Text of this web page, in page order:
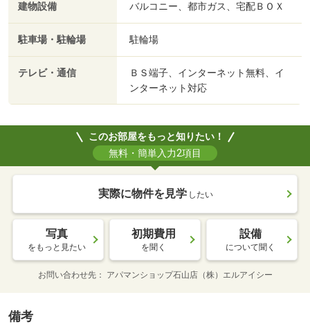
建物設備 バルコニー、都市ガス、宅配ＢＯＸ
駐車場・駐輪場 駐輪場
テレビ・通信
ＢＳ端子、インターネット無料、イ
ンターネット対応
このお部屋をもっと知りたい！
無料・簡単入力2項目
実際に物件を見学 したい
写真
をもっと見たい
初期費用
を聞く
設備
について聞く
お問い合わせ先 アパマンショップ石山店（株）エルアイシー
備考